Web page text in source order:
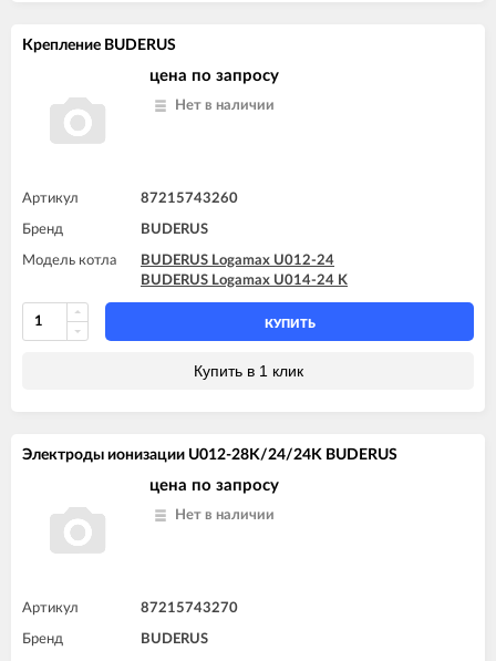
Крепление BUDERUS
цена по запросу
Нет в наличии
Артикул 87215743260
Бренд BUDERUS
Модель котла
BUDERUS Logamax U012-24
BUDERUS Logamax U014-24 K
КУПИТЬ
Купить в 1 клик
Электроды ионизации U012-28K/24/24K BUDERUS
цена по запросу
Нет в наличии
Артикул 87215743270
Бренд BUDERUS